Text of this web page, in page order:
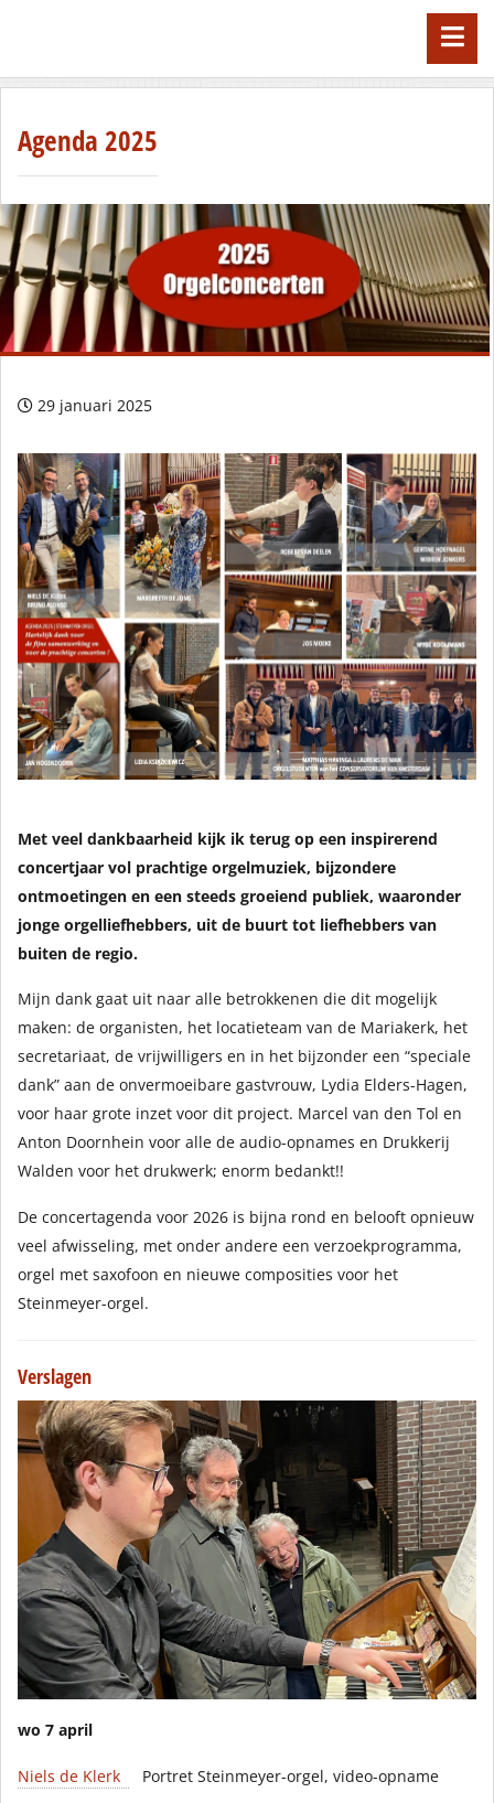
Agenda 2025
29 januari 2025
Met veel dankbaarheid kijk ik terug op een inspirerend
concertjaar vol prachtige orgelmuziek, bijzondere
ontmoetingen en een steeds groeiend publiek, waaronder
jonge orgelliefhebbers, uit de buurt tot liefhebbers van
buiten de regio.
Mijn dank gaat uit naar alle betrokkenen die dit mogelijk
maken: de organisten, het locatieteam van de Mariakerk, het
secretariaat, de vrijwilligers en in het bijzonder een “speciale
dank” aan de onvermoeibare gastvrouw, Lydia Elders-Hagen,
voor haar grote inzet voor dit project. Marcel van den Tol en
Anton Doornhein voor alle de audio-opnames en Drukkerij
Walden voor het drukwerk; enorm bedankt!!
De concertagenda voor 2026 is bijna rond en belooft opnieuw
veel afwisseling, met onder andere een verzoekprogramma,
orgel met saxofoon en nieuwe composities voor het
Steinmeyer-orgel.
Verslagen
wo 7 april
Niels de Klerk Portret Steinmeyer-orgel, video-opname